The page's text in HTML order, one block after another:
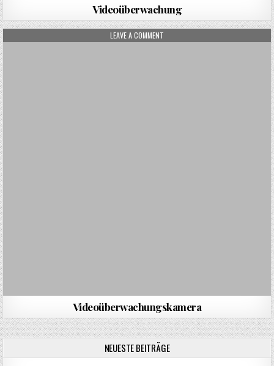
Videoüberwachung
LEAVE A COMMENT
Videoüberwachungskamera
NEUESTE BEITRÄGE